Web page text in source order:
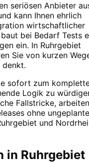
seriösen Anbieter
kann Ihnen ehrlich
wirtschaftlicher
bei Bedarf Tests
ein. In Ruhrgebiet
Sie von kurzen
denkt.
sofort zum
Logik zu
Fallstricke, arbeiten
ohne ungeplante
und
in Ruhrgebiet